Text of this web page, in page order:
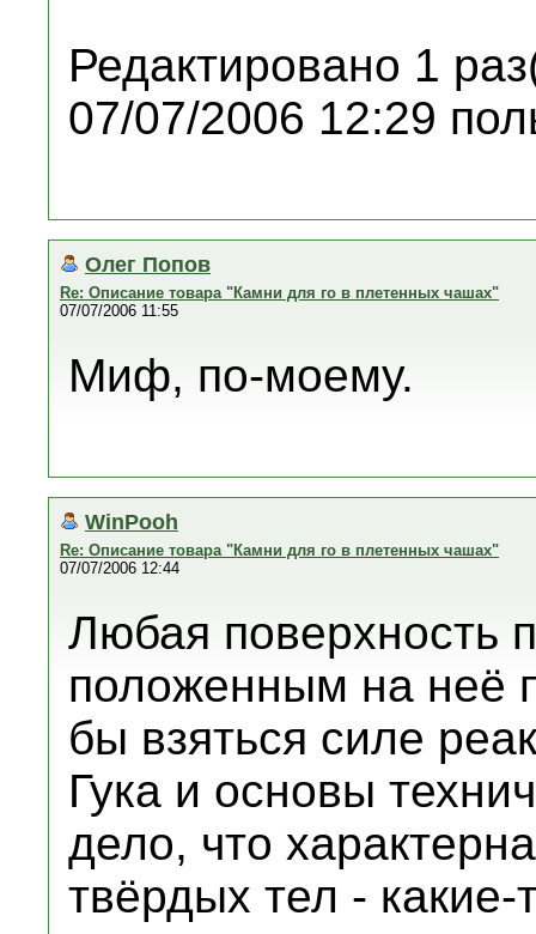
Редактировано 1
07/07/2006 12:29
Олег Попов
Re: Описание товара "Камни для го в плетенных чашах"
07/07/2006 11:55
Миф, по-моему.
WinPooh
Re: Описание товара "Камни для го в плетенных чашах"
07/07/2006 12:44
Любая поверхность
положенным на неё
бы взяться силе
Гука и основы
дело, что
твёрдых тел -